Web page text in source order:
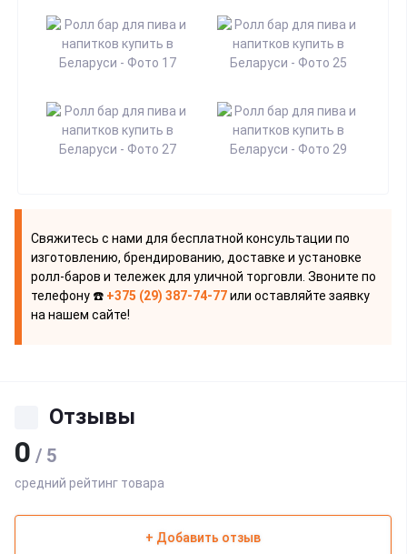
Свяжитесь с нами для бесплатной консультации по
изготовлению, брендированию, доставке и установке
ролл-баров и тележек для уличной торговли. Звоните по
телефону ☎️ +375 (29) 387-74-77или оставляйте заявку
на нашем сайте!
Отзывы
0 / 5
средний рейтинг товара
+ Добавить отзыв